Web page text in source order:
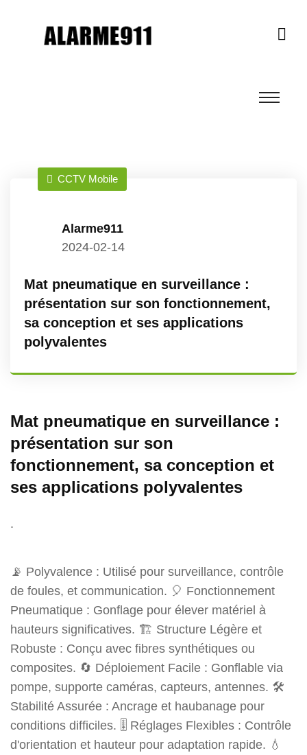
CCTV Mobile
Alarme911
2024-02-14
Mat pneumatique en surveillance :
présentation sur son fonctionnement,
sa conception et ses applications
polyvalentes
Mat pneumatique en surveillance :
présentation sur son
fonctionnement, sa conception et
ses applications polyvalentes
.
📡 Polyvalence : Utilisé pour surveillance, contrôle
de foules, et communication. 🎈 Fonctionnement
Pneumatique : Gonflage pour élever matériel à
hauteurs significatives. 🏗️ Structure Légère et
Robuste : Conçu avec fibres synthétiques ou
composites. 🔄 Déploiement Facile : Gonflable via
pompe, supporte caméras, capteurs, antennes. 🛠️
Stabilité Assurée : Ancrage et haubanage pour
conditions difficiles. 🎚️ Réglages Flexibles : Contrôle
d'orientation et hauteur pour adaptation rapide. 💧